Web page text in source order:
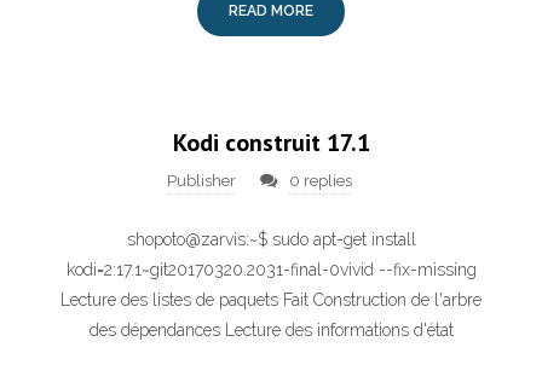
READ MORE
Kodi construit 17.1
Publisher 0 replies
shopoto@zarvis:~$ sudo apt-get install
kodi=2:17.1~git20170320.2031-final-0vivid --fix-missing
Lecture des listes de paquets Fait Construction de l'arbre
des dépendances Lecture des informations d'état